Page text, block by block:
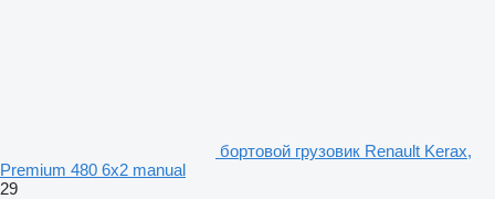
бортовой грузовик Renault Kerax,
Premium 480 6x2 manual
29